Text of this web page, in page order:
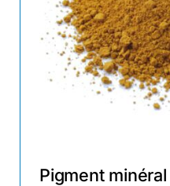
Pigment